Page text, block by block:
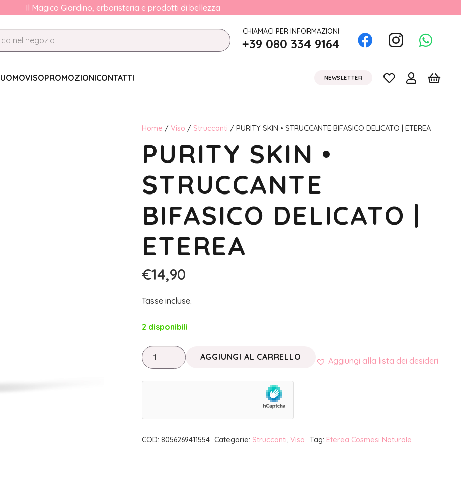
Il Magico Giardino, erboristeria e prodotti di bellezza
CHIAMACI PER INFORMAZIONI
+39 080 334 9164
UOMOVISOPROMOZIONICONTATTI NEWSLETTER
Home / Viso / Struccanti / PURITY SKIN • STRUCCANTE BIFASICO DELICATO | ETEREA
PURITY SKIN •
STRUCCANTE
BIFASICO DELICATO |
ETEREA
€14,90
Tasse incluse.
2 disponibili
PURITY
SKIN
•
DELICATO
|
AGGIUNGI AL CARRELLO Aggiungi alla lista dei desideri
COD: 8056269411554 Categorie: Struccanti, Viso Tag: Eterea Cosmesi Naturale